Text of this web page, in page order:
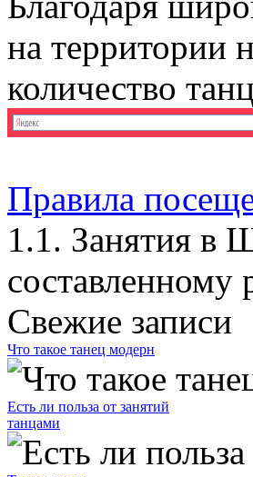
на территории
количество
Правила
1.1. Занятия в
составленному
Свежие записи
Что такое танец модерн
Есть ли польза от занятий
танцами